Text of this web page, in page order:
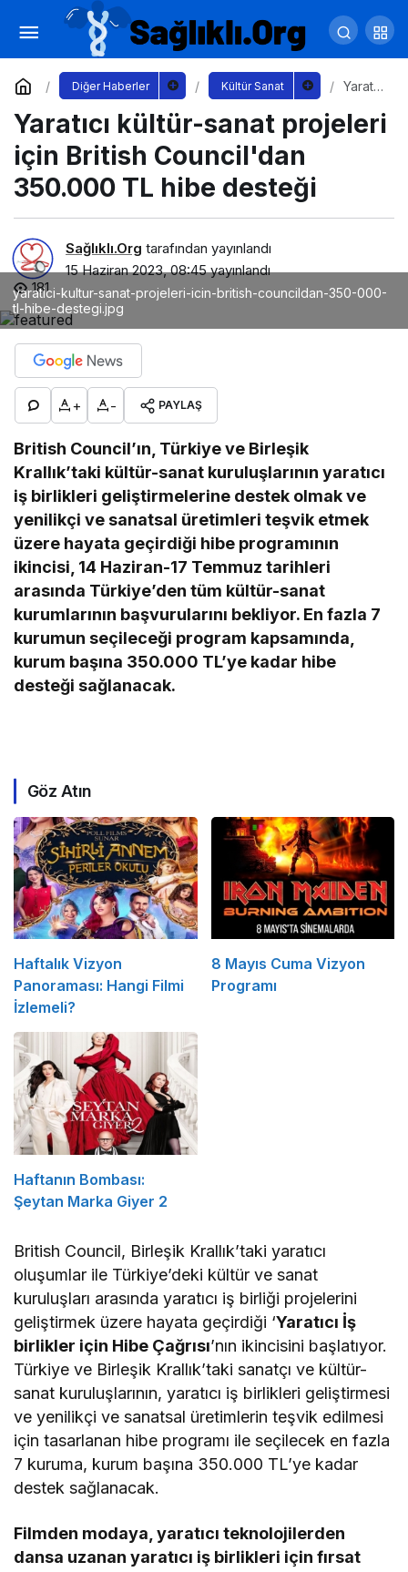
Diğer Haberler Kültür Sanat
Yaratıc
kültür-
sanat
deste
ği
Yaratıcı kültür-sanat projeleri
için British Council'dan
350.000 TL hibe desteği
Sağlıklı.Org tarafından yayınlandı
15 Haziran 2023, 08:45yayınlandı
181
yaratici-kultur-sanat-projeleri-icin-british-councildan-350-000-
tl-hibe-destegi.jpg
+ - PAYLAŞ
British Council’ın, Türkiye ve Birleşik
Krallık’taki kültür-sanat kuruluşlarının yaratıcı
iş birlikleri geliştirmelerine destek olmak ve
yenilikçi ve sanatsal üretimleri teşvik etmek
üzere hayata geçirdiği hibe programının
ikincisi, 14 Haziran-17 Temmuz tarihleri
arasında Türkiye’den tüm kültür-sanat
kurumlarının başvurularını bekliyor. En fazla 7
kurumun seçileceği program kapsamında,
kurum başına 350.000 TL’ye kadar hibe
desteği sağlanacak.
Göz Atın
Haftalık Vizyon
Panoraması: Hangi Filmi
İzlemeli?
8 Mayıs Cuma Vizyon
Programı
Haftanın Bombası:
Şeytan Marka Giyer 2
British Council, Birleşik Krallık’taki yaratıcı
oluşumlar ile Türkiye’deki kültür ve sanat
kuruluşları arasında yaratıcı iş birliği projelerini
geliştirmek üzere hayata geçirdiği ‘Yaratıcı İş
birlikler için Hibe Çağrısı’nın ikincisini başlatıyor.
Türkiye ve Birleşik Krallık’taki sanatçı ve kültür-
sanat kuruluşlarının, yaratıcı iş birlikleri geliştirmesi
ve yenilikçi ve sanatsal üretimlerin teşvik edilmesi
için tasarlanan hibe programı ile seçilecek en fazla
7 kuruma, kurum başına 350.000 TL’ye kadar
destek sağlanacak.
Filmden modaya, yaratıcı teknolojilerden
dansa uzanan yaratıcı iş birlikleri için fırsat
Türk tiyatrosunun dev ismi Genco Erkal'ın
belgeseli “Genco", 17 Haziran'da Netflix'te yayında!
Yorum Yap Paylaş